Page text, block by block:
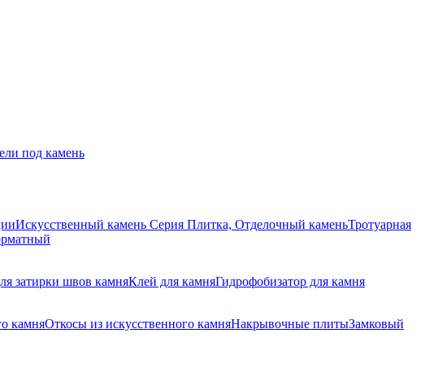
под камень
Искусственный камень Серия Плитка, Отделочный каменьТротуарная
затирки швов камняКлей для камняГидрофобизатор для камня
камняОткосы из искусственного камняНакрывочные плитыЗамковый